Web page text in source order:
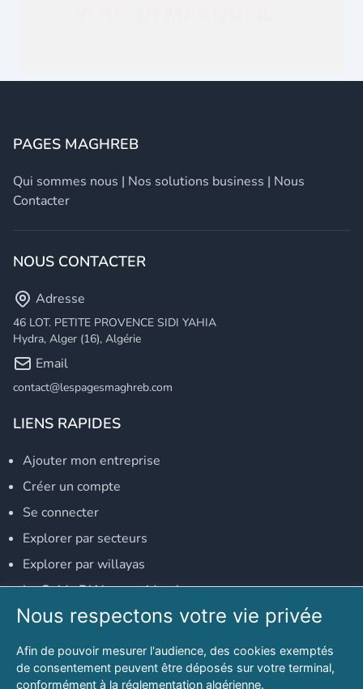
PAGES MAGHREB
Qui sommes nous | Nos solutions business | Nous
Contacter
NOUS CONTACTER
Adresse
46 LOT. PETITE PROVENCE SIDI YAHIA
Hydra, Alger (16), Algérie
Email
contact@lespagesmaghreb.com
LIENS RAPIDES
Ajouter mon entreprise
Créer un compte
Se connecter
Explorer par secteurs
Explorer par willayas
Le Guide D'Alger, guide-alger.com
NOS RÉSEAUX SOCIAUX
Notre page Facebook
Nous respectons votre vie privée
Afin de pouvoir mesurer l'audience, des cookies exemptés
de consentement peuvent être déposés sur votre terminal,
conformément à la réglementation algérienne.